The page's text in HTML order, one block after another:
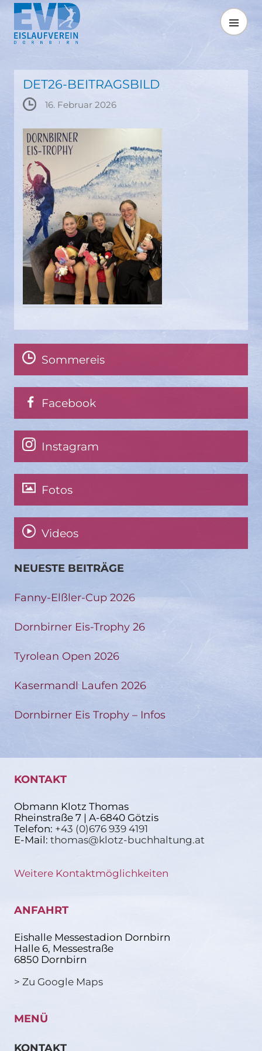
Springe
zum
Inhalt
MENÜ
DET26-BEITRAGSBILD
16. Februar 2026
Sommereis
Facebook
Instagram
Fotos
Videos
NEUESTE BEITRÄGE
Fanny-Elßler-Cup 2026
Dornbirner Eis-Trophy 26
Tyrolean Open 2026
Kasermandl Laufen 2026
Dornbirner Eis Trophy – Infos
KONTAKT
Obmann Klotz Thomas
Rheinstraße 7 | A-6840 Götzis
Telefon: +43 (0)676 939 4191
E-Mail: thomas@klotz-buchhaltung.at
Weitere Kontaktmöglichkeiten
ANFAHRT
Eishalle Messestadion Dornbirn
Halle 6, Messestraße
6850 Dornbirn
> Zu Google Maps
MENÜ
KONTAKT